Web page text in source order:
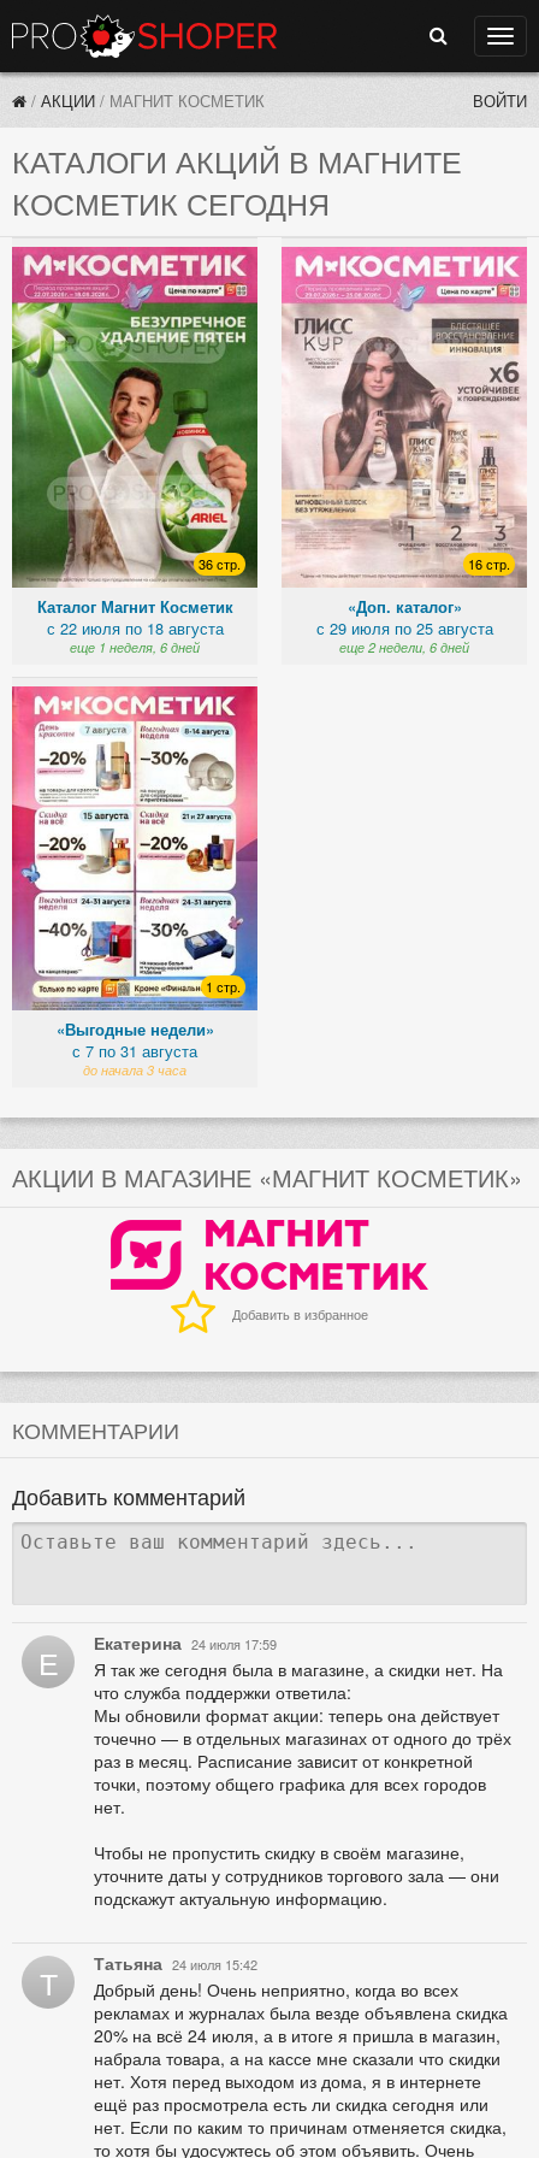
Поиск
/ АКЦИИ / МАГНИТ КОСМЕТИК ВОЙТИ
КАТАЛОГИ АКЦИЙ В МАГНИТЕ
КОСМЕТИК СЕГОДНЯ
36 стр.
Каталог Магнит Косметик
с 22 июля по 18 августа
еще 1 неделя, 6 дней
16 стр.
«Доп. каталог»
с 29 июля по 25 августа
еще 2 недели, 6 дней
1 стр.
«Выгодные недели»
с 7 по 31 августа
до начала 3 часа
АКЦИИ В МАГАЗИНЕ «МАГНИТ КОСМЕТИК»
Добавить в избранное
КОММЕНТАРИИ
Добавить комментарий
Е Екатерина 24 июля 17:59
Я так же сегодня была в магазине, а скидки нет. На
что служба поддержки ответила:
Мы обновили формат акции: теперь она действует
точечно — в отдельных магазинах от одного до трёх
раз в месяц. Расписание зависит от конкретной
точки, поэтому общего графика для всех городов
нет.
Чтобы не пропустить скидку в своём магазине,
уточните даты у сотрудников торгового зала — они
подскажут актуальную информацию.
Т Татьяна 24 июля 15:42
Добрый день! Очень неприятно, когда во всех
рекламах и журналах была везде объявлена скидка
20% на всё 24 июля, а в итоге я пришла в магазин,
набрала товара, а на кассе мне сказали что скидки
нет. Хотя перед выходом из дома, я в интернете
ещё раз просмотрела есть ли скидка сегодня или
нет. Если по каким то причинам отменяется скидка,
то хотя бы удосужтесь об этом объявить. Очень